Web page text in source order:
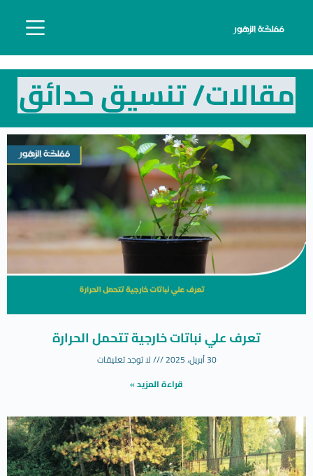
مقالات/ تنسيق حدائق
تعرف علي نباتات خارجية تتحمل الحرارة
30 أبريل، 2025
لا توجد تعليقات
قراءة المزيد »